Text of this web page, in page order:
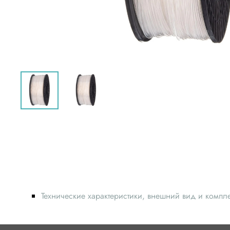
Технические характеристики, внешний вид и